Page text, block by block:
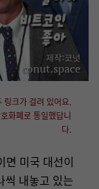
링크가 걸려 있어요.
화폐로 통일했답니
다.
면 미국 대선이
씩 내놓고 있는